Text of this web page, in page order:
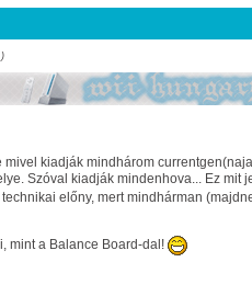
kiadják mindhárom
Szóval kiadják mindenhova... Ez mit
előny, mert mindhárman
mint a Balance Board-dal!